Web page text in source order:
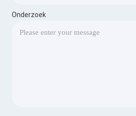
Onderzoek